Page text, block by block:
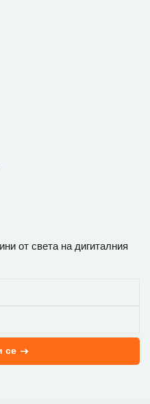
от света на дигиталния
се